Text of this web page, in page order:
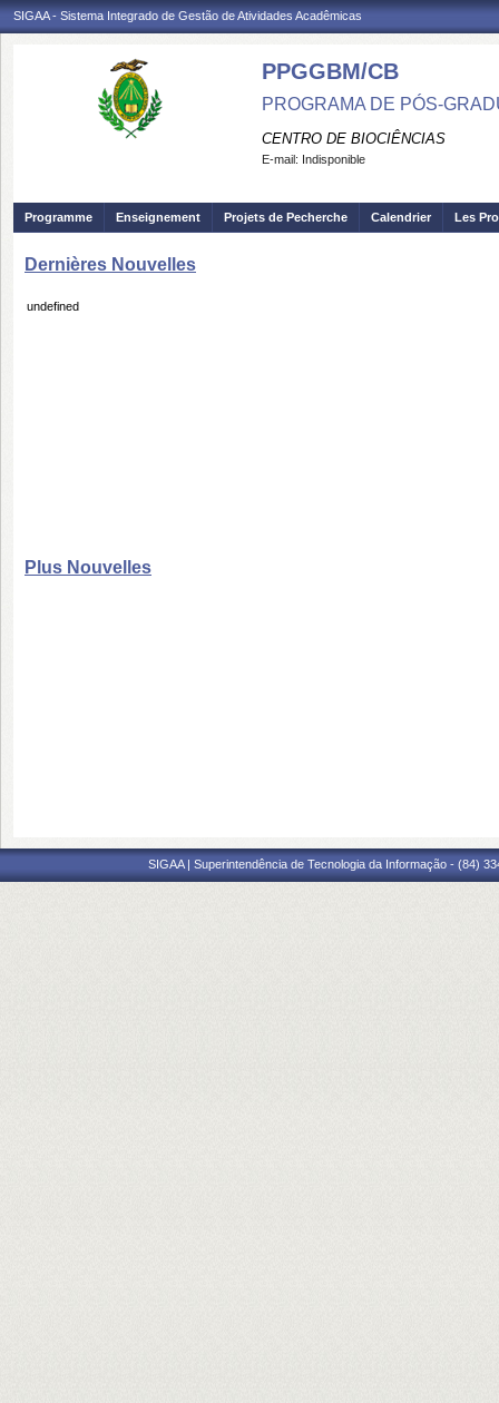
SIGAA - Sistema Integrado de Gestão de Atividades Acadêmicas
PPGGBM/CB
PROGRAMA DE PÓS-
CENTRO DE BIOCIÊNCIAS
E-mail: Indisponible
Programme Enseignement Projets de Pecherche Calendrier Les
Dernières Nouvelles
undefined
Plus Nouvelles
SIGAA | Superintendência de Tecnologia da Informação - (84)